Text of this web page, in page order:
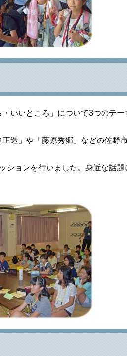
いいところ」について3つのテー
造」や「藤原秀郷」などの佐野
ションを行いました。身近な話題